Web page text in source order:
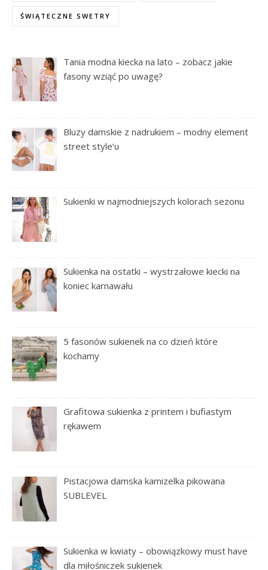
ŚWIĄTECZNE SWETRY
Tania modna kiecka na lato – zobacz jakie
fasony wziąć po uwagę?
Bluzy damskie z nadrukiem – modny element
street style’u
Sukienki w najmodniejszych kolorach sezonu
Sukienka na ostatki – wystrzałowe kiecki na
koniec karnawału
5 fasonów sukienek na co dzień które
kochamy
Grafitowa sukienka z printem i bufiastym
rękawem
Pistacjowa damska kamizelka pikowana
SUBLEVEL
Sukienka w kwiaty – obowiązkowy must have
dla miłośniczek sukienek